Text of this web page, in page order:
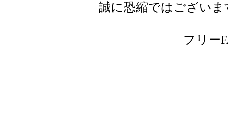
誠に恐縮ではござい
フリー